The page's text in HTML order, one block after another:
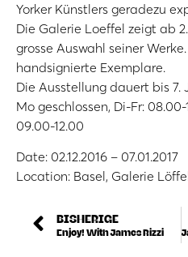
Yorker Künstlers geradezu
Die Galerie Loeffel zeigt ab
grosse Auswahl seiner
handsignierte Exemplare.
Die Ausstellung dauert bis 7.
Mo geschlossen, Di-Fr:
09.00-12.00
Date: 02.12.2016 – 07.01.2017
Location: Basel, Galerie
BISHERIGE
Enjoy! With James Rizzi